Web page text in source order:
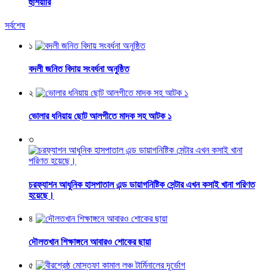
হুঁশিয়ারি
সর্বশেষ
১
বদলী জনিত বিদায় সংবর্ধনা অনুষ্ঠিত
২
ভোলার ধনিয়ায় ছোট আলগীতে মাদক সহ আটক ১
৩
চরফ্যাশন আধুনিক হাসপাতাল এন্ড ডায়াগনিষ্টিক সেন্টার এখন কসাই খানা পরিণত
হয়েছে।
৪
দৌলতখান শিক্ষাঙ্গনে আবারও শোকের ছায়া
৫